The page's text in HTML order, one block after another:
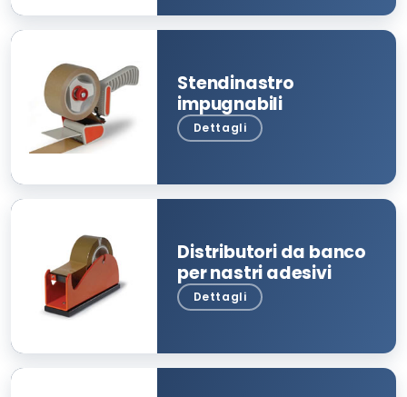
Stendinastro
impugnabili
Distributori da banco
per nastri adesivi